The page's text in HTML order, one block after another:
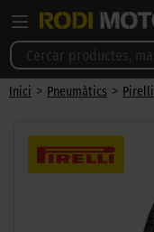
Inici > Pneumàtics > Pirelli